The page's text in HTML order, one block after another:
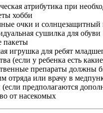
атрибутика при
хобби
очки и солнцезащитный
сушилка для обуви
пакеты
игрушка для ребят
(если у ребенка есть
препараты должны
отряда или врачу в
(если предполагаются
от насекомых